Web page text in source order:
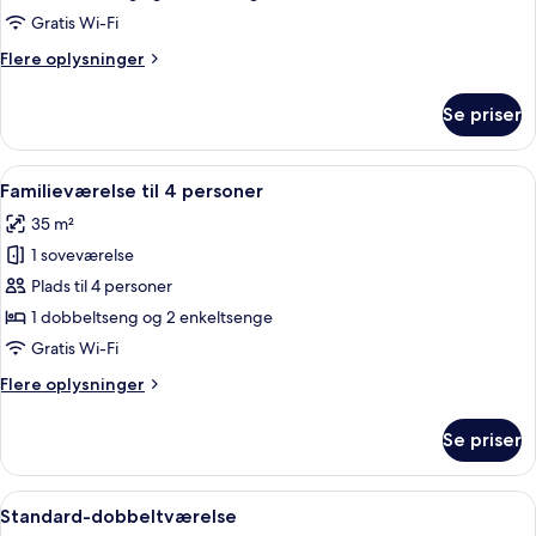
til
3
personer
Gratis Wi-Fi
Flere oplysninger
Flere
til
personer
Se priser
Indlæs
alle
billeder
af
Familieværelse
til
4
Et hotelværelse med to senge, et
4
Familieværelse til 4 personer
35 m²
1 soveværelse
Plads til 4 personer
1 dobbeltseng og 2 enkeltsenge
Gratis Wi-Fi
Flere oplysninger
Flere
til
4
personer
Se priser
Indlæs
alle
Et hotelværelse med en stor seng,
5
Standard-dobbeltværelse